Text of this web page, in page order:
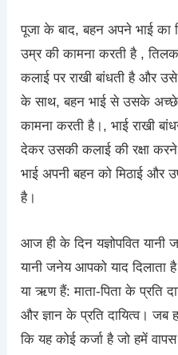
पूजा के बाद, बहन अपने भाई
उम्र की कामना करती है ,
कलाई पर राखी बांधती है और उसे
के साथ, बहन भाई से उसके अच्छे
कामना करती है।, भाई राखी
देकर उसकी कलाई की रक्षा
भाई अपनी बहन को मिठाई और
है।
आज ही के दिन यज्ञोपवित यानी
यानी जनेय आपको याद दिलाता
या ऋण हैं: माता-पिता के प्रति
और ज्ञान के प्रति दायित्व।
कि यह कोई कर्जा है जो हमें